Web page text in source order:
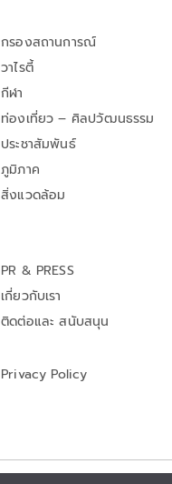
กรองสถานการณ์
วาไรตี้
กีฬา
ท่องเที่ยว – ศิลปวัฒนธรรม
ประชาสัมพันธ์
ภูมิภาค
สิ่งแวดล้อม
PR & PRESS
เกี่ยวกับเรา
ติดต่อและ สนับสนุน
Privacy Policy